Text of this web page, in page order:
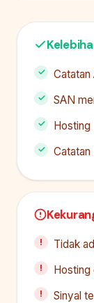
Catatan
SAN
Hosting
Catatan
Tidak
Hosting
Sinyal